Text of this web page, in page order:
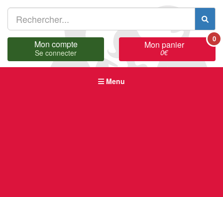
Mon compte
Se connecter
Mon panier
0€
0
Menu